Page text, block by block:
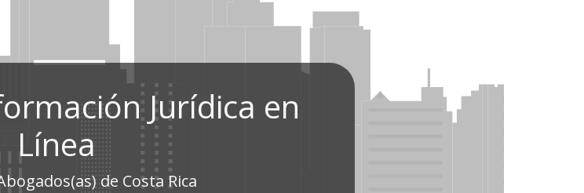
Jurídica en
Línea
de Costa Rica